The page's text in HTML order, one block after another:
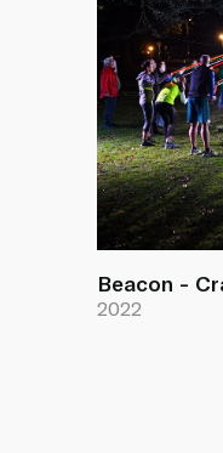
Beacon -
2022